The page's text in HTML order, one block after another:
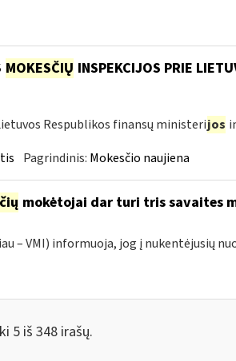
MOKESČIŲ INSPEKCIJOS PRIE
Respublikos finansų ministerijos
Pagrindinis: Mokesčio naujiena
mokėtojai dar turi tris savaites
– VMI) informuoja, jog į nukentėjusių
5 iš 348 irašų.